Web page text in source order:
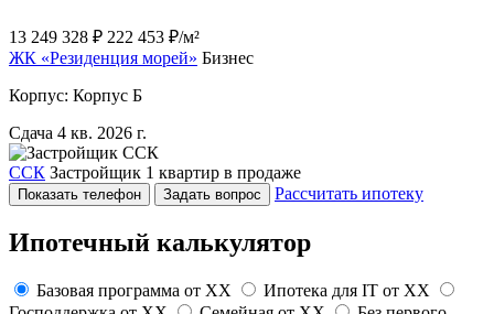
13 249 328 ₽ 222 453 ₽/м²
ЖК «Резиденция морей» Бизнес
Корпус: Корпус Б
Сдача 4 кв. 2026 г.
ССК Застройщик 1 квартир в продаже
Показать телефон Задать вопрос Рассчитать ипотеку
Ипотечный калькулятор
Базовая программа от XX Ипотека для IT от XX